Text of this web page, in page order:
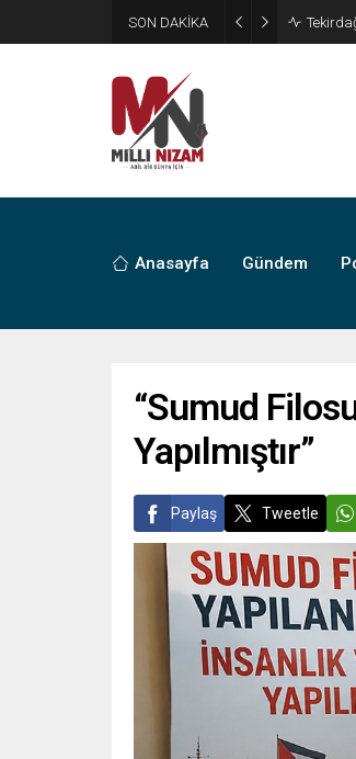
SON DAKİKA
Anasayfa Gündem
“Sumud
Yapılmıştır”
Paylaş Tweetle